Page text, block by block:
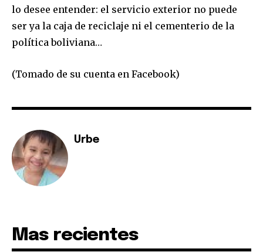
Join our community of
SUBSCRIBERS and be part of the
conversation.
To subscribe, simply enter your email address on our website
safe with us.
lo desee entender: el servicio exterior no puede
ser ya la caja de reciclaje ni el cementerio de la
política boliviana…
(Tomado de su cuenta en Facebook)
Urbe
Mas recientes